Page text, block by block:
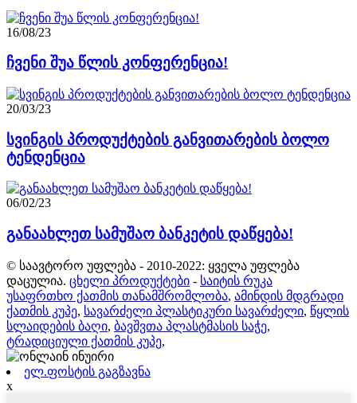
16/08/23
ჩვენი შუა წლის კონფერენცია!
20/03/23
სვინგის პროდუქტების განვითარების ბოლო
ტენდენცია
06/02/23
განაახლეთ სამუშაო ბანკეტის დაწყება!
© საავტორო უფლება - 2010-2022: ყველა უფლება
დაცულია. ცხელი პროდუქტები - საიტის რუკა
უსაფრთხო ქათმის თანამშრომლობა, ამინდის მდგრადი
ქათმის კუპე, სავარძელი პლასტიკური სავარძელი, წყლის
სლაიდების ბაღი, ბავშვთა პლასტმასის საჭე,
ტრადიციული ქათმის კუპე,
ელ.ფოსტის გაგზავნა
x